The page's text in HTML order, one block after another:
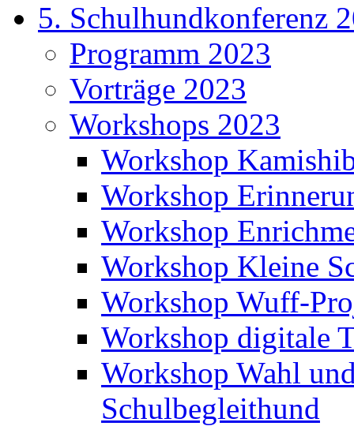
5. Schulhundkonferenz
Programm 2023
Vorträge 2023
Workshops 2023
Workshop
Workshop
Workshop
Workshop Kleine
Workshop Wuff-
Workshop digitale
Workshop Wahl
Schulbegleithund